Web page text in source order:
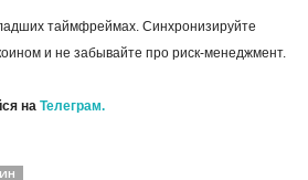
таймфреймах. Синхронизируйте
и не забывайте про риск-менеджмент.
на Телеграм.